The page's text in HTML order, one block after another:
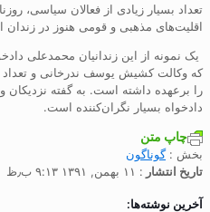
تعداد بسیار زیادی از فعالان سیاسی،
اقلیت‌های مذهبی و قومی هنوز در زندان
یک نمونه از این زندانیان محمدعلی
که وکالت کشیش یوسف ندرخانی و تعداد
را برعهده داشته است. به گفته
دادخواه بسیار نگران‌کننده است.
چاپ متن
بخش :گوناگون
تاریخ انتشار : ۱۱ بهمن, ۱۳۹۱ ۹:۱۳ ب٫ظ
آخرین نوشته‌ها: